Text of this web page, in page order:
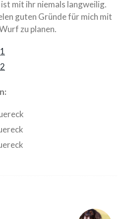
September 2018
Juni 2015
mit ihr niemals langweilig.
guten Gründe für mich mit
zu planen.